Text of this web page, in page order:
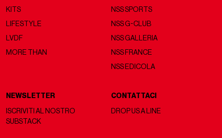
KITS
LIFESTYLE
LVDF
MORE THAN
NSS SPORTS
NSS G-CLUB
NSS GALLERIA
NSS FRANCE
NSS EDICOLA
NEWSLETTER
ISCRIVITI AL NOSTRO
SUBSTACK
CONTATTACI
DROP US A LINE